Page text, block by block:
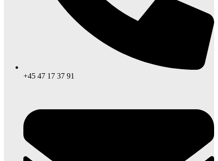
+45 47 17 37 91